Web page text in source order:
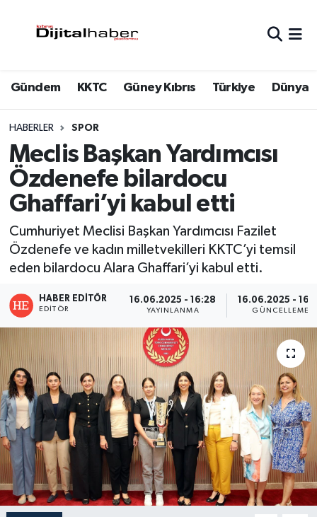
Gündem KKTC Güney Kıbrıs Türkiye Dünya
HABERLER SPOR
Meclis Başkan Yardımcısı
Özdenefe bilardocu
Ghaffari’yi kabul etti
Cumhuriyet Meclisi Başkan Yardımcısı Fazilet
Özdenefe ve kadın milletvekilleri KKTC’yi temsil
eden bilardocu Alara Ghaffari’yi kabul etti.
HABER EDITÖR
EDITÖR
16.06.2025 - 16:28
YAYINLANMA
16.06.2025 -
GÜNCELLEME
Trafik Durumu
Süper Lig Puan Durumu ve Fikstür
Tüm Manşetler
Son Dakika Haberleri
Haber Arşivi